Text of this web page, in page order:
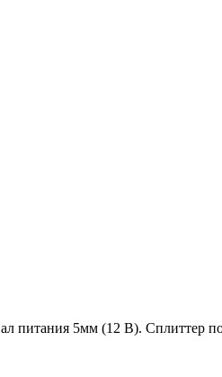
5мм (12 В). Сплиттер